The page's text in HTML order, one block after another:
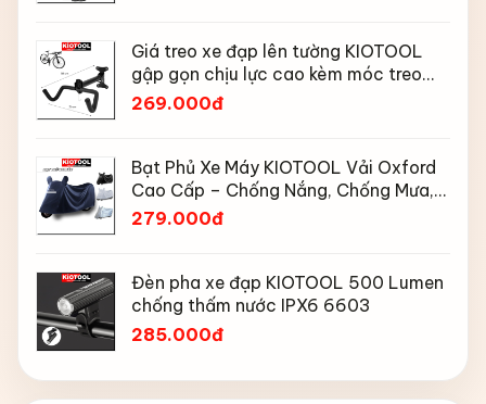
Giá treo xe đạp lên tường KIOTOOL
gập gọn chịu lực cao kèm móc treo
mũ bảo hiểm
269.000đ
Bạt Phủ Xe Máy KIOTOOL Vải Oxford
Cao Cấp – Chống Nắng, Chống Mưa,
Chống Bụi, Chống Tia UV, Có Phản
279.000đ
Đèn pha xe đạp KIOTOOL 500 Lumen
chống thấm nước IPX6 6603
285.000đ